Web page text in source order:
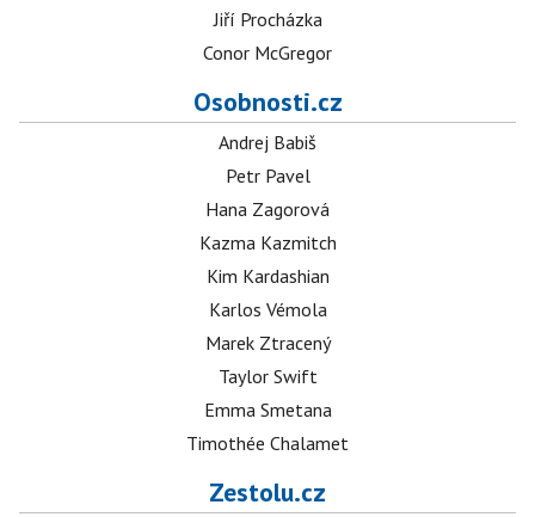
Jiří Procházka
Conor McGregor
Osobnosti.cz
Andrej Babiš
Petr Pavel
Hana Zagorová
Kazma Kazmitch
Kim Kardashian
Karlos Vémola
Marek Ztracený
Taylor Swift
Emma Smetana
Timothée Chalamet
Zestolu.cz